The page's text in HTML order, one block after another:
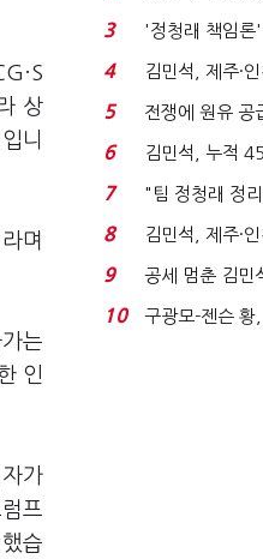
상
니
며
는
인
가
프
습
청래 "반명 공
3
'정청래 책임론
는 추가투표 때
4
김민석, 제주·
'1위 탈환'(종
5
전쟁에 원유 공
에너지안보 핵
6
김민석, 누적
청래와 격차
7
"팀 정청래 정
주 최고위원 계
8
김민석, 제주·
위'(1보)...
9
공세 멈춘 김민
가 수습"
10
구광모-젠슨